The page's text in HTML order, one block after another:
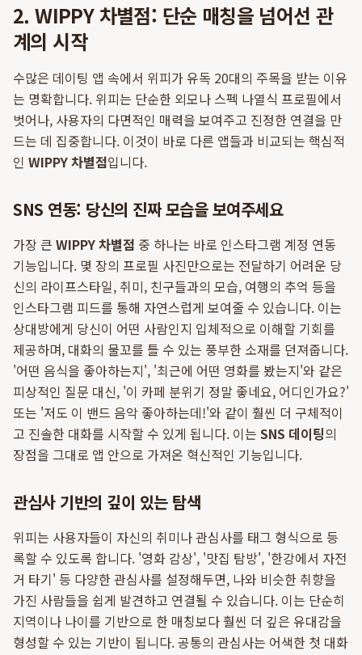
2. WIPPY 차별점: 단순 매칭을 넘어선 관
계의 시작
수많은 데이팅 앱 속에서 위피가 유독 20대의 주목을 받는 이유
는 명확합니다. 위피는 단순한 외모나 스펙 나열식 프로필에서
벗어나, 사용자의 다면적인 매력을 보여주고 진정한 연결을 만
드는 데 집중합니다. 이것이 바로 다른 앱들과 비교되는 핵심적
인 WIPPY 차별점입니다.
SNS 연동: 당신의 진짜 모습을 보여주세요
가장 큰 WIPPY 차별점 중 하나는 바로 인스타그램 계정 연동
기능입니다. 몇 장의 프로필 사진만으로는 전달하기 어려운 당
신의 라이프스타일, 취미, 친구들과의 모습, 여행의 추억 등을
인스타그램 피드를 통해 자연스럽게 보여줄 수 있습니다. 이는
상대방에게 당신이 어떤 사람인지 입체적으로 이해할 기회를
제공하며, 대화의 물꼬를 틀 수 있는 풍부한 소재를 던져줍니다.
'어떤 음식을 좋아하는지', '최근에 어떤 영화를 봤는지'와 같은
피상적인 질문 대신, '이 카페 분위기 정말 좋네요, 어디인가요?'
또는 '저도 이 밴드 음악 좋아하는데!'와 같이 훨씬 더 구체적이
고 진솔한 대화를 시작할 수 있게 됩니다. 이는 SNS 데이팅의
장점을 그대로 앱 안으로 가져온 혁신적인 기능입니다.
관심사 기반의 깊이 있는 탐색
위피는 사용자들이 자신의 취미나 관심사를 태그 형식으로 등
록할 수 있도록 합니다. '영화 감상', '맛집 탐방', '한강에서 자전
거 타기' 등 다양한 관심사를 설정해두면, 나와 비슷한 취향을
가진 사람들을 쉽게 발견하고 연결될 수 있습니다. 이는 단순히
지역이나 나이를 기반으로 한 매칭보다 훨씬 더 깊은 유대감을
형성할 수 있는 기반이 됩니다. 공통의 관심사는 어색한 첫 대화